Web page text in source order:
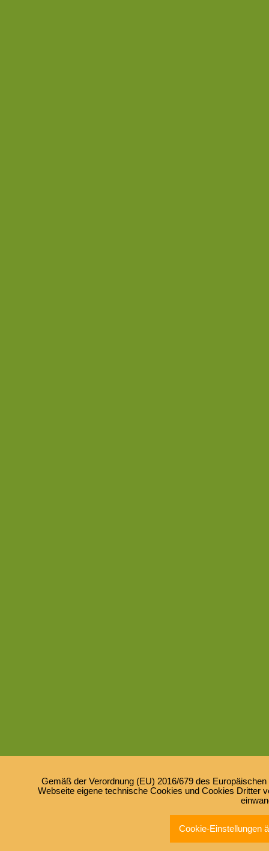
Gemäß der Verordnung (EU) 2016/679 des
Webseite eigene technische Cookies und Cookies Dritter
Cookie-Einstellungen